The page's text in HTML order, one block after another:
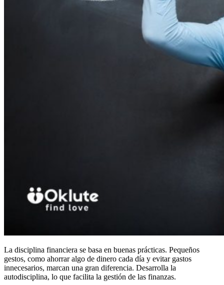
La disciplina financiera se basa en buenas prácticas. Pequeños
gestos, como ahorrar algo de dinero cada día y evitar gastos
innecesarios, marcan una gran diferencia. Desarrolla la
autodisciplina, lo que facilita la gestión de las finanzas.